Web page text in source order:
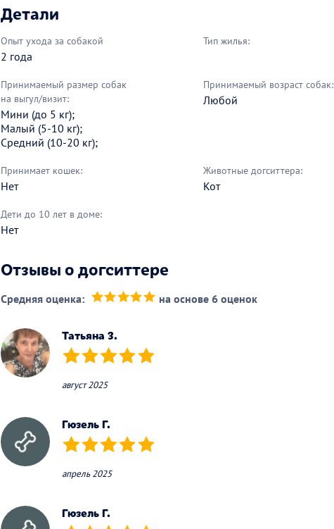
Детали
Опыт ухода за собакой
2 года
Тип жилья:
Принимаемый размер собак
на выгул/визит:
Мини (до 5 кг);
Малый (5-10 кг);
Средний (10-20 кг);
Принимаемый возраст собак:
Любой
Принимает кошек:
Нет
Животные догситтера:
Кот
Дети до 10 лет в доме:
Нет
Отзывы о догситтере
Средняя оценка: на основе 6 оценок
Татьяна З.
(*) (*) (*) (*) (*)
август 2025
Гюзель Г.
(*) (*) (*) (*) (*)
апрель 2025
Гюзель Г.